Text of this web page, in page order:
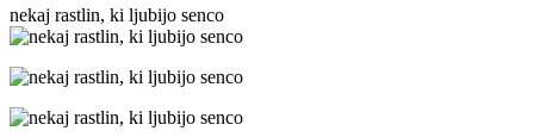
nekaj rastlin, ki ljubijo senco